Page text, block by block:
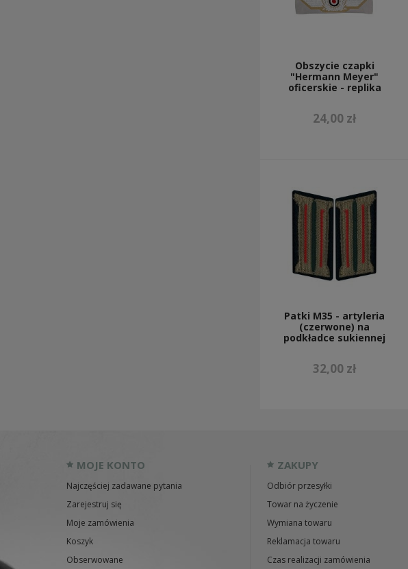
Obszycie czapki
"Hermann Meyer"
oficerskie - replika
24,00 zł
Patki M35 - artyleria
(czerwone) na
podkładce sukiennej
32,00 zł
MOJE KONTO
Najczęściej zadawane pytania
Zarejestruj się
Moje zamówienia
Koszyk
Obserwowane
ZAKUPY
Odbiór przesyłki
Towar na życzenie
Wymiana towaru
Reklamacja towaru
Czas realizacji zamówienia